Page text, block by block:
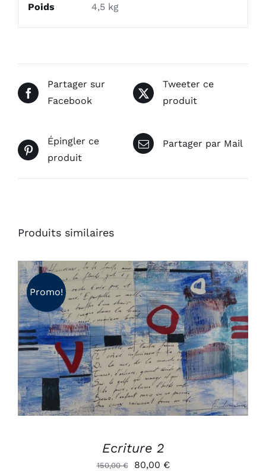
Poids 4,5 kg
Partager sur
Facebook
Tweeter ce
produit
Épingler ce
produit
Partager par Mail
Produits similaires
Promo!
AJOUTER AU PANIER
/
DÉTAILS
Ecriture 2
150,00€ Le
80,00 €Le